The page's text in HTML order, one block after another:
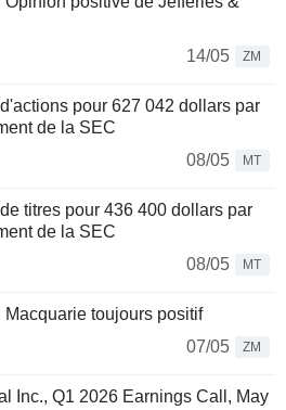
14/05
ZM
pour 627 042 dollars par
de la SEC
08/05
MT
titres pour 436 400 dollars par
de la SEC
08/05
MT
toujours positif
07/05
ZM
Inc., Q1 2026 Earnings Call, May